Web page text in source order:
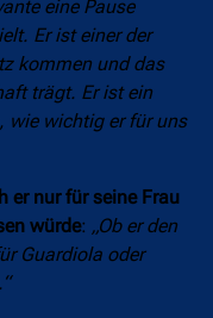
eine Pause
Er ist einer der
kommen und das
trägt. Er ist ein
wie wichtig er für uns
er nur für seine Frau
würde: „Ob er den
Guardiola oder